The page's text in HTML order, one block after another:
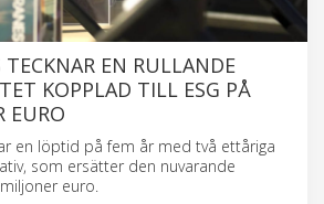
TECKNAR EN RULLANDE
KOPPLAD TILL ESG PÅ
EURO
en löptid på fem år med två ettåriga
som ersätter den nuvarande
euro.